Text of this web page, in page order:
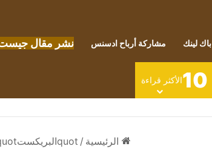
باك لينك مشاركة أرباح ادسنس نشر مقال
10الأكثر قراءة
الرئيسية / quotالبريكستquot